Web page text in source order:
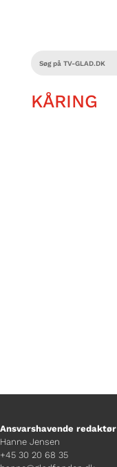
KÅRING
Ansvarshavende redaktør
Hanne Jensen
+45 30 20 68 35